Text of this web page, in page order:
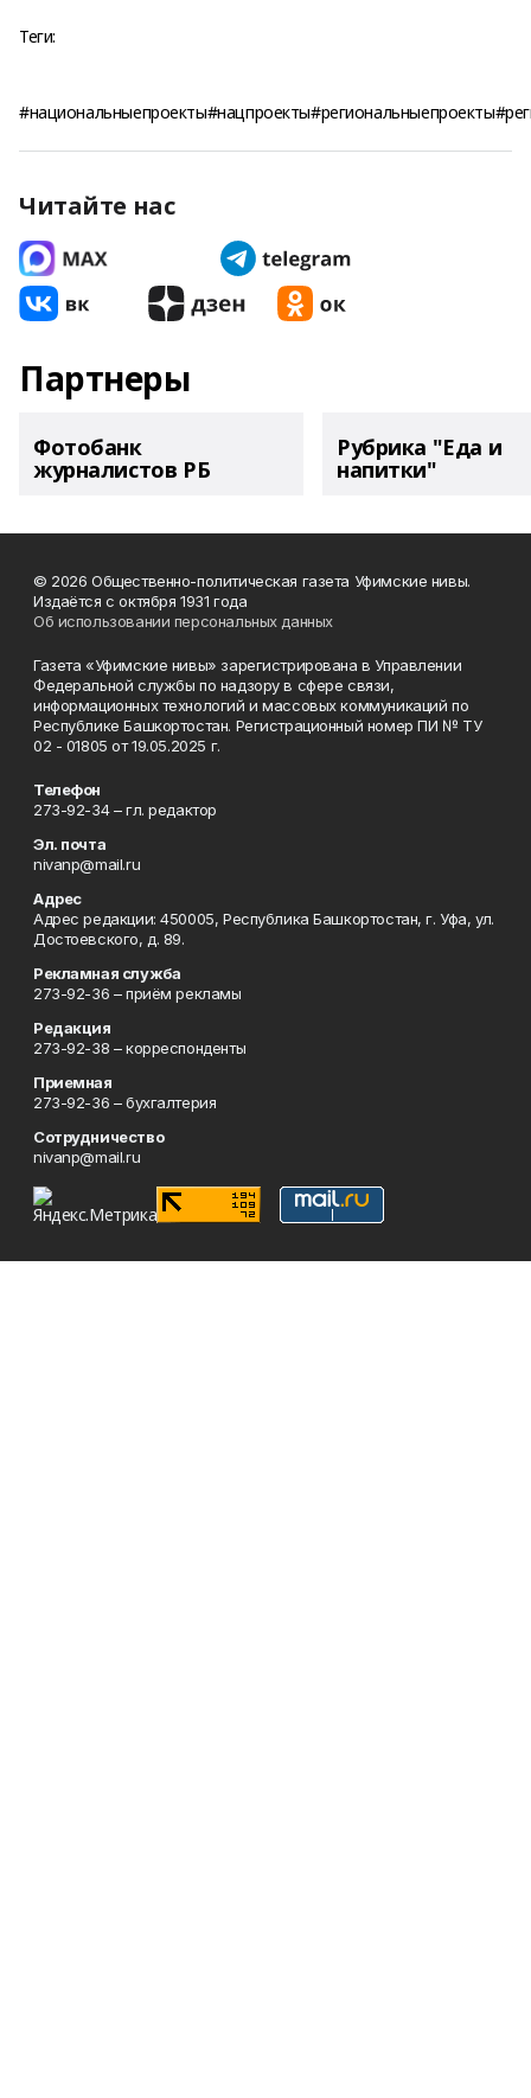
Теги:
Читайте нас
Партнеры
Фотобанк
журналистов РБ
Рубрика "Еда и
напитки"
© 2026 Общественно-политическая газета Уфимские нивы.
Издаётся с октября 1931 года
Об использовании персональных данных
Газета «Уфимские нивы» зарегистрирована в Управлении
Федеральной службы по надзору в сфере связи,
информационных технологий и массовых коммуникаций по
Республике Башкортостан. Регистрационный номер ПИ № ТУ
02 - 01805 от 19.05.2025 г.
Телефон
273-92-34 – гл. редактор
Эл. почта
nivanp@mail.ru
Адрес
Адрес редакции: 450005, Республика Башкортостан, г. Уфа, ул.
Достоевского, д. 89.
Рекламная служба
273-92-36 – приём рекламы
Редакция
273-92-38 – корреспонденты
Приемная
273-92-36 – бухгалтерия
Сотрудничество
nivanp@mail.ru